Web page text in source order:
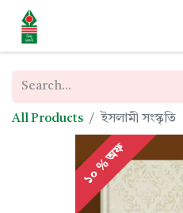
All Products ইসলামী সংস্কৃতি
১০ % অফ